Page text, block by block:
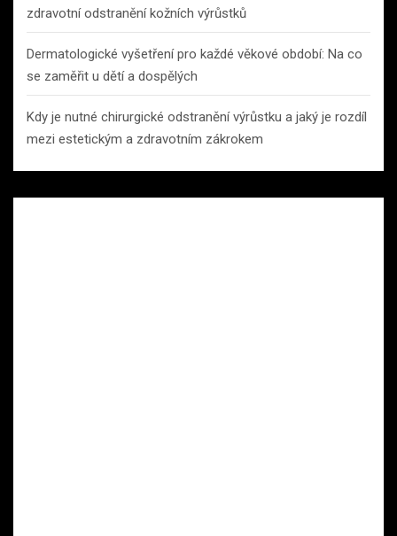
zdravotní odstranění kožních výrůstků
Dermatologické vyšetření pro každé věkové období: Na co
se zaměřit u dětí a dospělých
Kdy je nutné chirurgické odstranění výrůstku a jaký je rozdíl
mezi estetickým a zdravotním zákrokem